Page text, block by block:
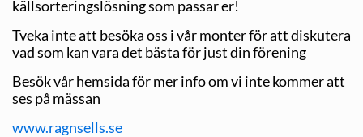
källsorteringslösning som passar er!
Tveka inte att besöka oss i vår monter för att diskutera
vad som kan vara det bästa för just din förening
Besök vår hemsida för mer info om vi inte kommer att
ses på mässan
www.ragnsells.se